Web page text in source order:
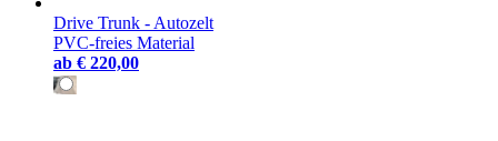
Drive Trunk - Autozelt
PVC-freies Material
ab € 220,00